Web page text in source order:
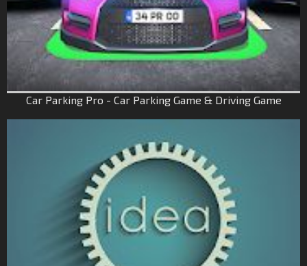
Car Parking Pro - Car Parking Game & Driving Game